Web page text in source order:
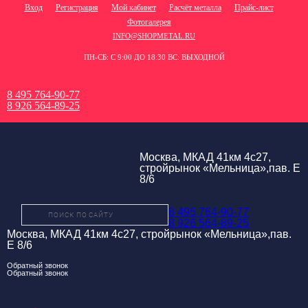
Вход Регистрация Мой кабинет Расчёт металла
Прайс-лист
Фотогалерея
INFO@SHOPMETAL.RU
ПН-СБ: С 9:00 ДО 18:30 ВС: ВЫХОДНОЙ
8 495 764-90-77
8 926 564-89-25
Москва, МКАД 41км 4с27,
стройрынок «Мельница»,пав. Е
8/6
8 495 764-90-77
8 926 564-89-25
Москва, МКАД 41км 4с27, стройрынок «Мельница»,пав.
Е 8/6
Обратный звонок
Обратный звонок